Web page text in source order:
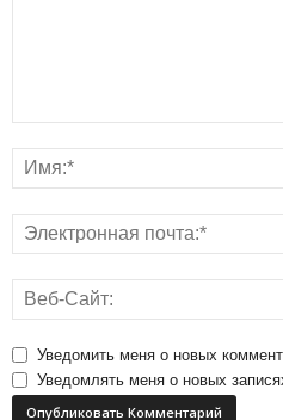
Уведомить меня о новых
Уведомлять меня о новых